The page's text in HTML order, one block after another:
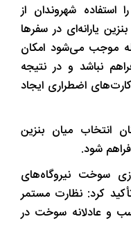
شهروندان از
یارانه‌ای در سفرها
موجب می‌شود امکان
نباشد و در نتیجه
اضطراری ایجاد
انتخاب میان بنزین
شود.
سوخت نیروگاه‌های
کرد: نظارت مستمر
و عادلانه سوخت در